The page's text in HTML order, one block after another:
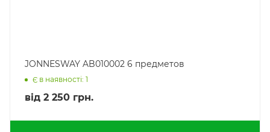
JONNESWAY AB010002 6 предметов
Є в наявності: 1
від 2 250 грн.